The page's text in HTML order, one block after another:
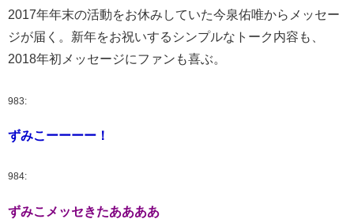
2017年年末の活動をお休みしていた今泉佑唯からメッセー
ジが届く。新年をお祝いするシンプルなトーク内容も、
2018年初メッセージにファンも喜ぶ。
983:
ずみこーーーー！
984:
ずみこメッセきたああああ